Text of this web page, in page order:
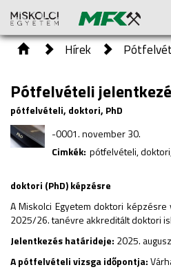
Hírek
Pótfelvételi
pótfelvételi, doktori, PhD
-0001. november 30.
Cimkék: pótfelvételi,
doktori (PhD) képzésre
A Miskolci Egyetem doktori
2025/26. tanévre akkreditált doktori
Jelentkezés határideje: 2025.
A pótfelvételi vizsga időpontja: